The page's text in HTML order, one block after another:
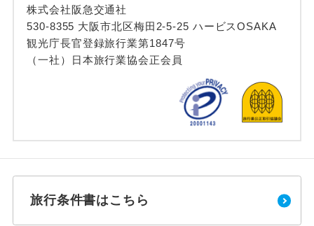
株式会社阪急交通社
530-8355 大阪市北区梅田2-5-25 ハービスOSAKA
観光庁長官登録旅行業第1847号
（一社）日本旅行業協会正会員
旅行条件書はこちら